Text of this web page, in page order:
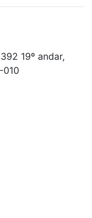
19º andar,
010